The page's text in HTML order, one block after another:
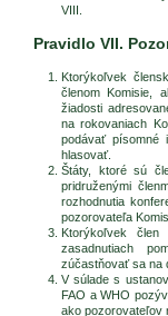
VIII.
Pravidlo VII.
Ktorýkoľvek
členom Komisie,
žiadosti
na rokovaniach
podávať písomné
hlasovať.
Štáty, ktoré sú
pridruženými
rozhodnutia
pozorovateľa
Ktorýkoľvek
zasadnutiach
zúčastňovať sa na
V súlade s
FAO a WHO
ako pozorovateľov